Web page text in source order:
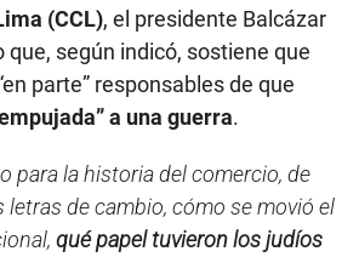
(CCL), el presidente Balcázar
que, según indicó, sostiene que
parte” responsables de que
a una guerra.
para la historia del comercio, de
letras de cambio, cómo se movió el
qué papel tuvieron los judíos